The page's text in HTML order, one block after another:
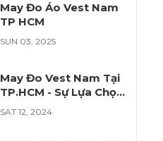
May Đo Áo Vest Nam
TP HCM
SUN 03, 2025
May Đo Vest Nam Tại
TP.HCM - Sự Lựa Chọn
Hoàn Hảo Cho Phái
Mạnh
SAT 12, 2024